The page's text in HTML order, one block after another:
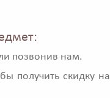
позвонив нам.
получить скидку на